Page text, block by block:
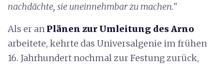
nachdächte, sie uneinnehmbar zu machen."
Als er an Plänen zur Umleitung des Arno
arbeitete, kehrte das Universalgenie im frühen
16. Jahrhundert nochmal zur Festung zurück,